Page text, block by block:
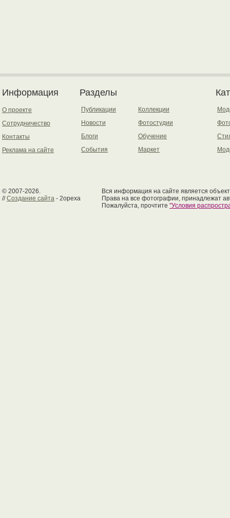
Информация
О проекте
Сотрудничество
Контакты
Реклама на сайте
Разделы
Публикации
Новости
Блоги
События
Коллекции
Фотостудии
Обучение
Маркет
© 2007-2026.
//Создание сайта - 2opexa
Вся информация на сайте является
Права на все фотографии, принадлежат
Пожалуйста, прочтите "Условия